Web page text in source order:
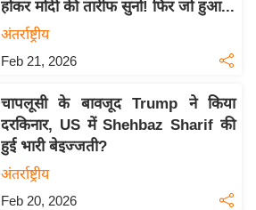
होकर मोदी की तारीफ सुनो! फिर जो हुआ...
अंतर्राष्ट्रीय
Feb 21, 2026
चापलूसी के बावजूद Trump ने किया
दरकिनार, US में Shehbaz Sharif की
हुई भारी बेइज्जती?
अंतर्राष्ट्रीय
Feb 20, 2026